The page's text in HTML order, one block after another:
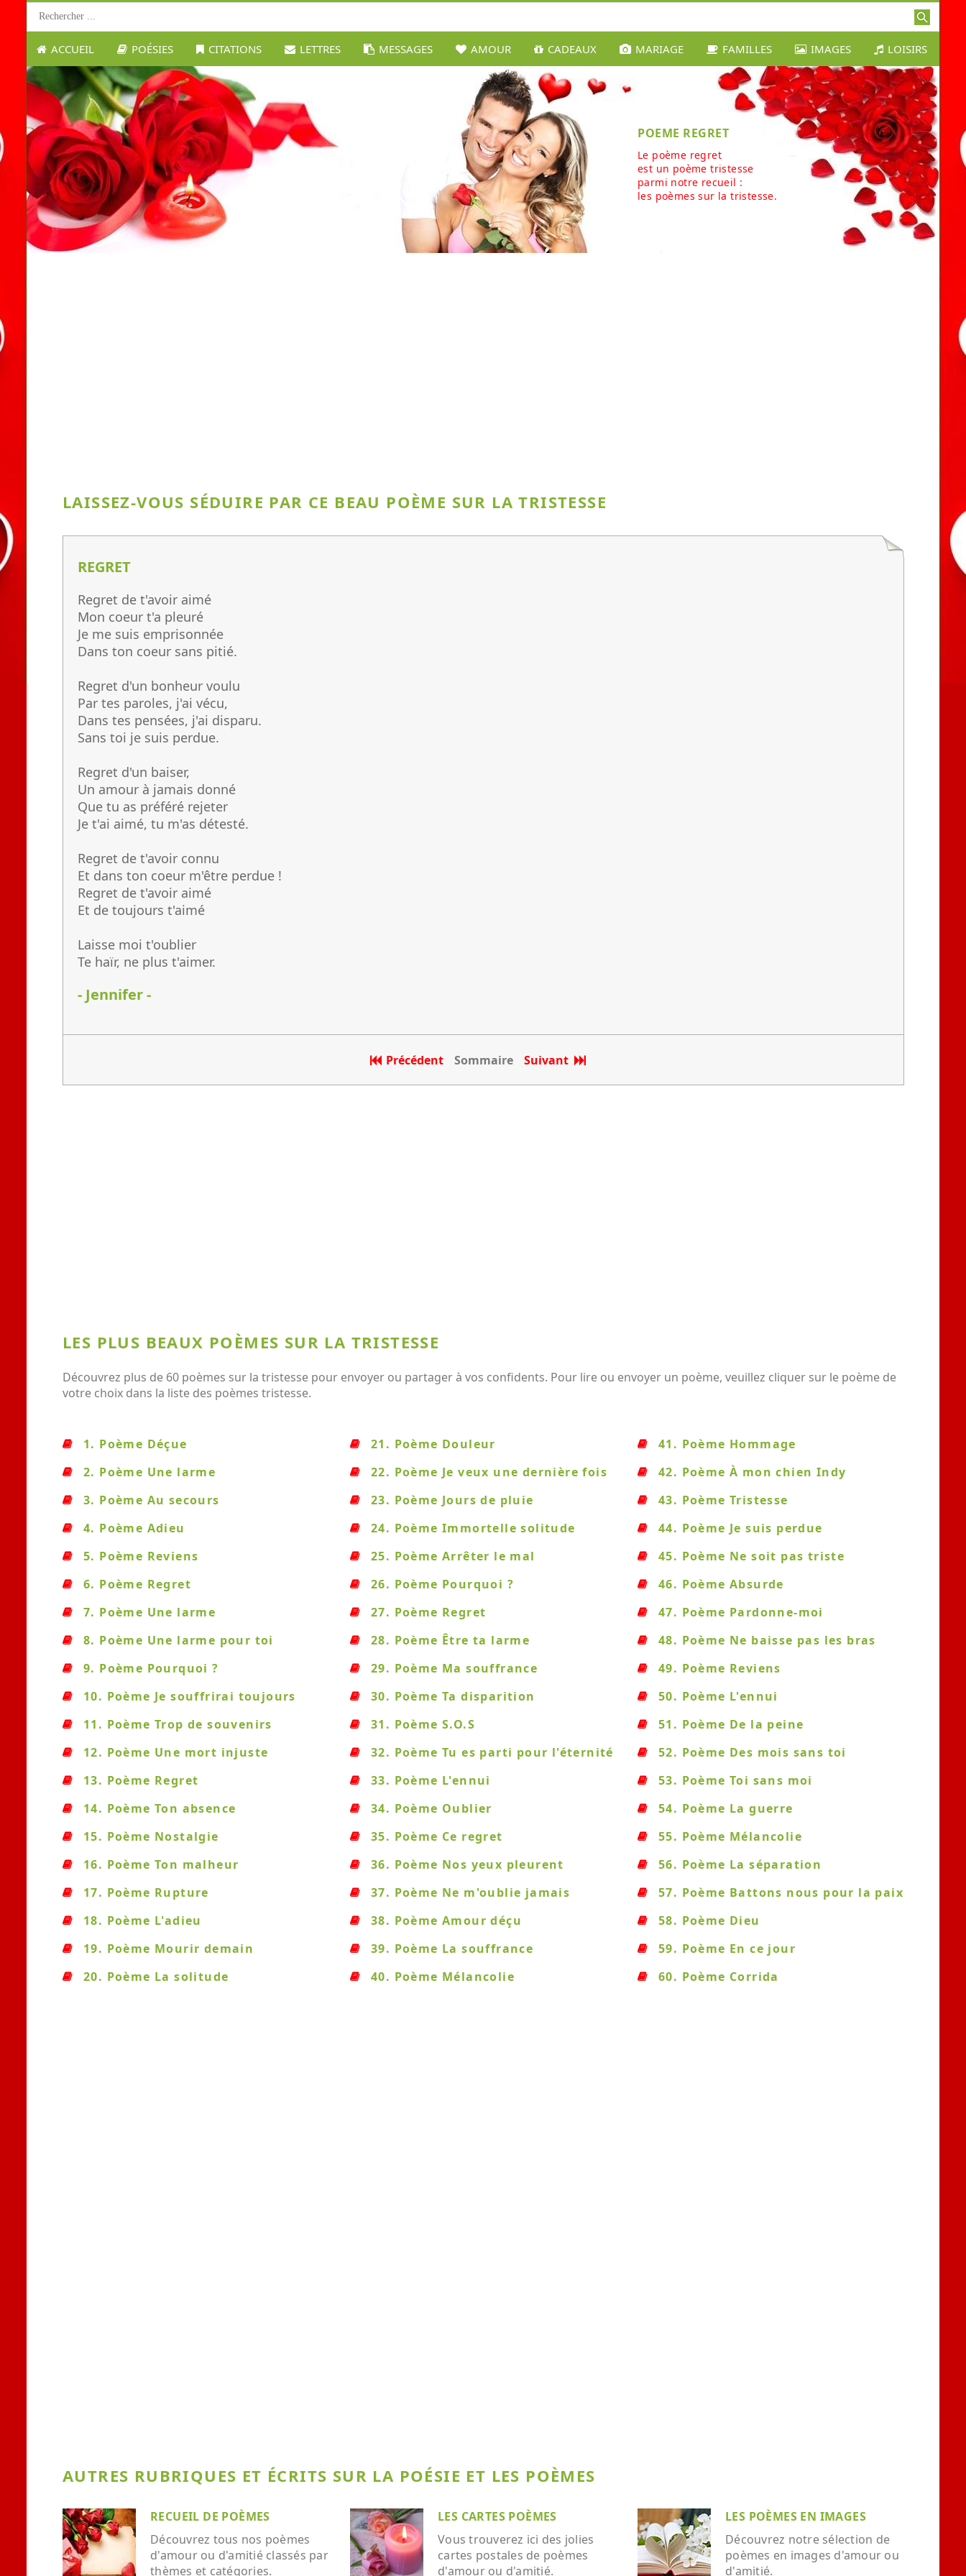
ACCUEIL POÉSIES CITATIONS LETTRES MESSAGES AMOUR CADEAUX MARIAGE FAMILLES IMAGES LOISIRS
POEME REGRET
Le poème regret
est un poème tristesse
parmi notre recueil :
les poèmes sur la tristesse.
LAISSEZ-VOUS SÉDUIRE PAR CE BEAU POÈME SUR LA TRISTESSE
REGRET
Regret de t'avoir aimé
Mon coeur t'a pleuré
Je me suis emprisonnée
Dans ton coeur sans pitié.
Regret d'un bonheur voulu
Par tes paroles, j'ai vécu,
Dans tes pensées, j'ai disparu.
Sans toi je suis perdue.
Regret d'un baiser,
Un amour à jamais donné
Que tu as préféré rejeter
Je t'ai aimé, tu m'as détesté.
Regret de t'avoir connu
Et dans ton coeur m'être perdue !
Regret de t'avoir aimé
Et de toujours t'aimé
Laisse moi t'oublier
Te haïr, ne plus t'aimer.
- Jennifer -
Précédent Sommaire Suivant
LES PLUS BEAUX POÈMES SUR LA TRISTESSE
Découvrez plus de 60 poèmes sur la tristesse pour envoyer ou partager à vos confidents. Pour lire ou envoyer un poème, veuillez cliquer sur le poème de
votre choix dans la liste des poèmes tristesse.
1. Poème Déçue
2. Poème Une larme
3. Poème Au secours
4. Poème Adieu
5. Poème Reviens
6. Poème Regret
7. Poème Une larme
8. Poème Une larme pour toi
9. Poème Pourquoi ?
10. Poème Je souffrirai toujours
11. Poème Trop de souvenirs
12. Poème Une mort injuste
13. Poème Regret
14. Poème Ton absence
15. Poème Nostalgie
16. Poème Ton malheur
17. Poème Rupture
18. Poème L'adieu
19. Poème Mourir demain
20. Poème La solitude
21. Poème Douleur
22. Poème Je veux une dernière fois
23. Poème Jours de pluie
24. Poème Immortelle solitude
25. Poème Arrêter le mal
26. Poème Pourquoi ?
27. Poème Regret
28. Poème Être ta larme
29. Poème Ma souffrance
30. Poème Ta disparition
31. Poème S.O.S
32. Poème Tu es parti pour l'éternité
33. Poème L'ennui
34. Poème Oublier
35. Poème Ce regret
36. Poème Nos yeux pleurent
37. Poème Ne m'oublie jamais
38. Poème Amour déçu
39. Poème La souffrance
40. Poème Mélancolie
41. Poème Hommage
42. Poème À mon chien Indy
43. Poème Tristesse
44. Poème Je suis perdue
45. Poème Ne soit pas triste
46. Poème Absurde
47. Poème Pardonne-moi
48. Poème Ne baisse pas les bras
49. Poème Reviens
50. Poème L'ennui
51. Poème De la peine
52. Poème Des mois sans toi
53. Poème Toi sans moi
54. Poème La guerre
55. Poème Mélancolie
56. Poème La séparation
57. Poème Battons nous pour la paix
58. Poème Dieu
59. Poème En ce jour
60. Poème Corrida
AUTRES RUBRIQUES ET ÉCRITS SUR LA POÉSIE ET LES POÈMES
RECUEIL DE POÈMES
Découvrez tous nos poèmes
d'amour ou d'amitié classés par
thèmes et catégories.
LES CARTES POÈMES
Vous trouverez ici des jolies
cartes postales de poèmes
d'amour ou d'amitié.
LES POÈMES EN IMAGES
Découvrez notre sélection de
poèmes en images d'amour ou
d'amitié.